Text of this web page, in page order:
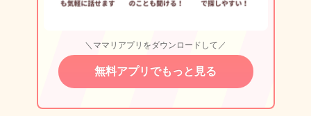
＼ママリアプリをダウンロードして／
無料アプリでもっと見る